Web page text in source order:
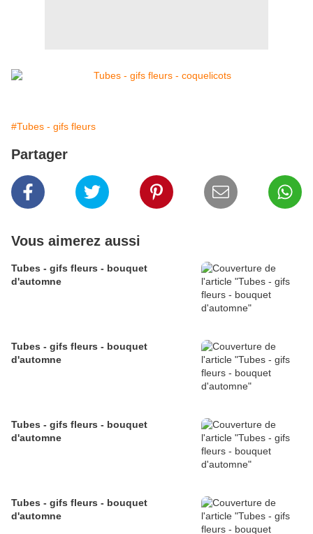
#Tubes - gifs fleurs
Partager
Vous aimerez aussi
Tubes - gifs fleurs - bouquet
d'automne
Tubes - gifs fleurs - bouquet
d'automne
Tubes - gifs fleurs - bouquet
d'automne
Tubes - gifs fleurs - bouquet
d'automne